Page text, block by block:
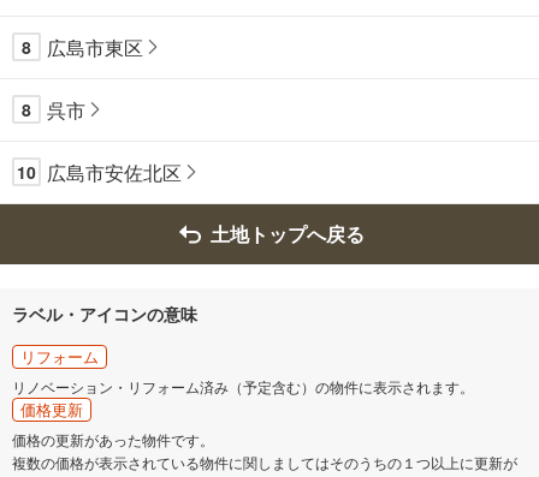
8 広島市東区
8 呉市
10 広島市安佐北区
土地トップへ戻る
ラベル・アイコンの意味
リフォーム
リノベーション・リフォーム済み（予定含む）の物件に表示されます。
価格更新
価格の更新があった物件です。
複数の価格が表示されている物件に関しましてはそのうちの１つ以上に更新が